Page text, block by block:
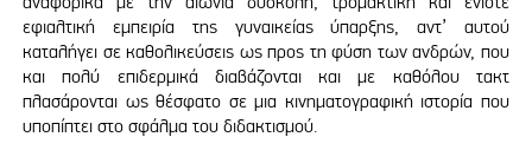
εφιαλτική εμπειρία της γυναικείας ύπαρξης, αντ’ αυτού
καταλήγει σε καθολικεύσεις ως προς τη φύση των ανδρών, που
και πολύ επιδερμικά διαβάζονται και με καθόλου τακτ
πλασάρονται ως θέσφατο σε μια κινηματογραφική ιστορία που
υποπίπτει στο σφάλμα του διδακτισμού.